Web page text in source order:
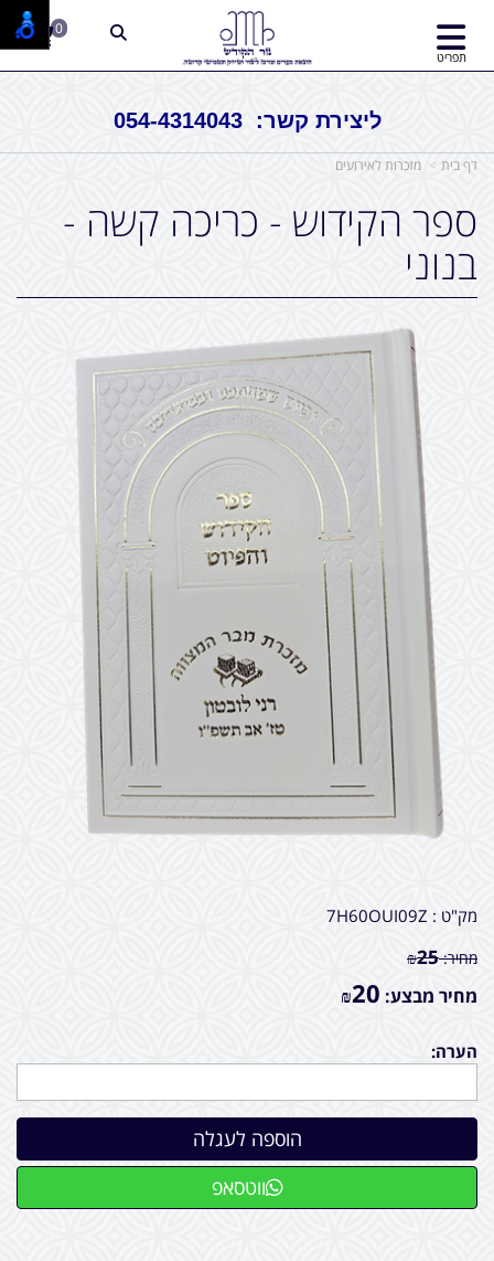
ליצירת קשר: 054-4314043
תפריט
0
דף בית מזכרות לאירועים
ספר הקידוש - כריכה קשה -
בנוני
מק"ט : 7H60OUI09Z
מחיר: ₪25
מחיר מבצע: ₪20
הערה:
ווטסאפ